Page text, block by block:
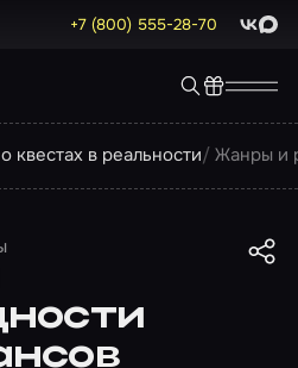
+7 (800) 555-28-70 Max
квестах в реальности Жанры и